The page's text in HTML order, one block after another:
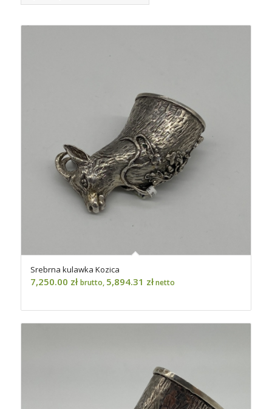
Srebrna kulawka Kozica
7,250.00 zł brutto, 5,894.31 złnetto